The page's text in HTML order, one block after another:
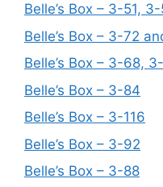
Belle’s Box – 3-51,
Belle’s Box – 3-72
Belle’s Box – 3-68,
Belle’s Box – 3-84
Belle’s Box – 3-116
Belle’s Box – 3-92
Belle’s Box – 3-88